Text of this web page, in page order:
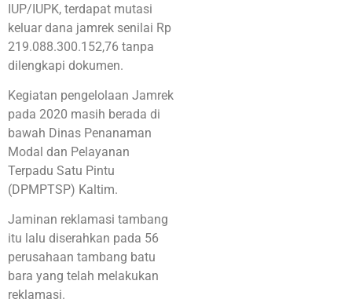
IUP/IUPK, terdapat mutasi
keluar dana jamrek senilai Rp
219.088.300.152,76 tanpa
dilengkapi dokumen.
Kegiatan pengelolaan Jamrek
pada 2020 masih berada di
bawah Dinas Penanaman
Modal dan Pelayanan
Terpadu Satu Pintu
(DPMPTSP) Kaltim.
Jaminan reklamasi tambang
itu lalu diserahkan pada 56
perusahaan tambang batu
bara yang telah melakukan
reklamasi.